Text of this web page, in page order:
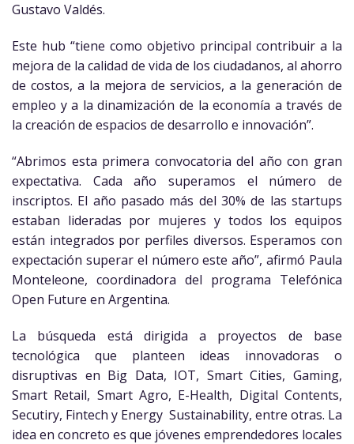
Gustavo Valdés.
Este hub “tiene como objetivo principal contribuir a la
mejora de la calidad de vida de los ciudadanos, al ahorro
de costos, a la mejora de servicios, a la generación de
empleo y a la dinamización de la economía a través de
la creación de espacios de desarrollo e innovación”.
“Abrimos esta primera convocatoria del año con gran
expectativa. Cada año superamos el número de
inscriptos. El año pasado más del 30% de las startups
estaban lideradas por mujeres y todos los equipos
están integrados por perfiles diversos. Esperamos con
expectación superar el número este año”, afirmó Paula
Monteleone, coordinadora del programa Telefónica
Open Future en Argentina.
La búsqueda está dirigida a proyectos de base
tecnológica que planteen ideas innovadoras o
disruptivas en Big Data, IOT, Smart Cities, Gaming,
Smart Retail, Smart Agro, E-Health, Digital Contents,
Secutiry, Fintech y Energy Sustainability, entre otras. La
idea en concreto es que jóvenes emprendedores locales